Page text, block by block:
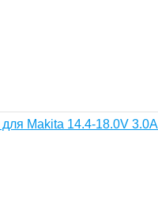
Makita 14.4-18.0V